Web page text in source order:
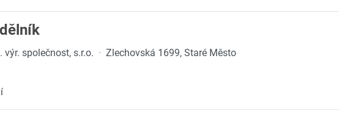
výr. společnost, s.r.o. · Zlechovská 1699, Staré Město